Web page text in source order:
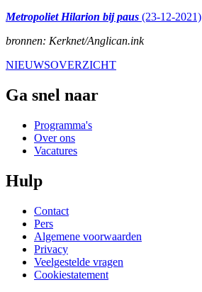
Metropoliet Hilarion bij paus (23-12-2021)
bronnen: Kerknet/Anglican.ink
NIEUWSOVERZICHT
Ga snel naar
Programma's
Over ons
Vacatures
Hulp
Contact
Pers
Algemene voorwaarden
Privacy
Veelgestelde vragen
Cookiestatement